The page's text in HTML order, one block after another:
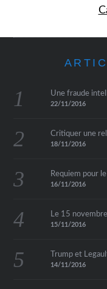
Une fraude
22/11/2016
Critiquer une
18/11/2016
Requiem pour
16/11/2016
Le 15
15/11/2016
Trump et
14/11/2016